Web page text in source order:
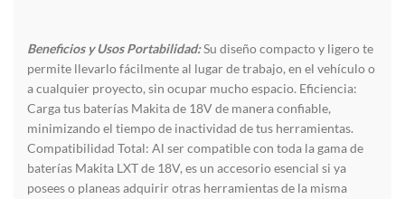
Beneficios y Usos Portabilidad:Su diseño compacto y ligero te
permite llevarlo fácilmente al lugar de trabajo, en el vehículo o
a cualquier proyecto, sin ocupar mucho espacio. Eficiencia:
Carga tus baterías Makita de 18V de manera confiable,
minimizando el tiempo de inactividad de tus herramientas.
Compatibilidad Total: Al ser compatible con toda la gama de
baterías Makita LXT de 18V, es un accesorio esencial si ya
posees o planeas adquirir otras herramientas de la misma